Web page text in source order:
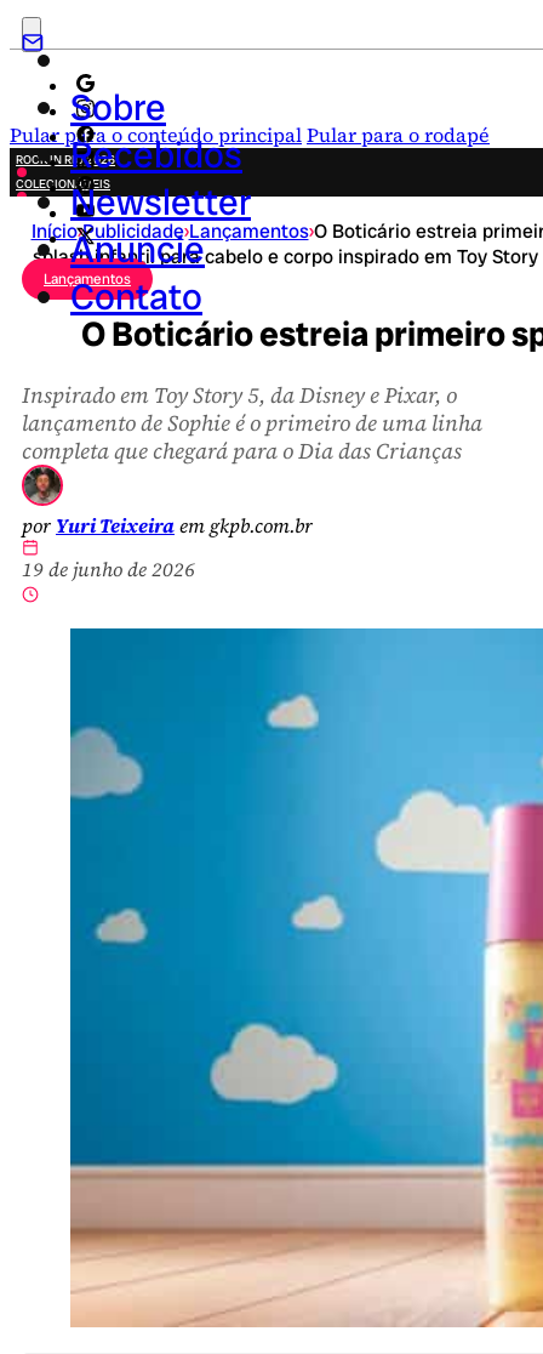
Pular para o conteúdo principalPular para o rodapé
Sobre
Recebidos
Newsletter
Anuncie
Contato
ROCK IN RIO 2026
COLECIONÁVEIS
FESTA JUNINA
NOVIDADES
CAMPANHAS CRIATIVAS
Início›Publicidade›Lançamentos›O Boticário estreia
splash infantil para cabelo e corpo inspirado em Toy Story
Lançamentos
O Boticário estreia primeiro
Inspirado em Toy Story 5, da Disney e Pixar, o
lançamento de Sophie é o primeiro de uma linha
completa que chegará para o Dia das Crianças
por Yuri Teixeiraem gkpb.com.br
19 de junho de 2026